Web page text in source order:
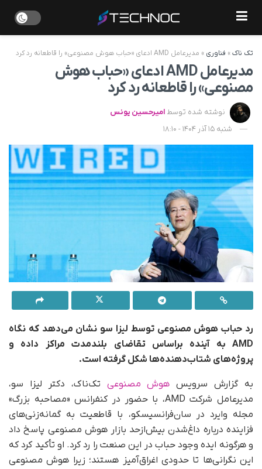
تک ناک» فناوری » مدیرعامل AMD ادعای «حباب هوش مصنوعی» را قاطعانه رد کرد
مدیرعامل AMD ادعای «حباب هوش
مصنوعی» را قاطعانه رد کرد
نوشته شده توسط امیرحسین یونس
شنبه 15 آذر 1404 - 18:10
رد حباب هوش مصنوعی توسط لیزا سو نشان می‌دهد که نگاه
AMD به آینده براساس تقاضای بلندمدت مراکز داده و
پروژه‌های شتاب‌دهنده‌ها شکل گرفته است.
به گزارش سرویس هوش مصنوعی تک‌ناک، دکتر لیزا سو،
مدیرعامل شرکت AMD، با حضور در کنفرانس «مصاحبه بزرگ»
مجله وایرد در سان‌فرانسیسکو، با قاطعیت به گمانه‌زنی‌های
فزاینده درباره داغ‌شدن بیش‌از‌حد بازار هوش مصنوعی پاسخ داد
و هرگونه ایده وجود حباب در این صنعت را رد کرد. او تأکید کرد که
این نگرانی‌ها تا حدودی اغراق‌آمیز هستند؛ زیرا هوش مصنوعی